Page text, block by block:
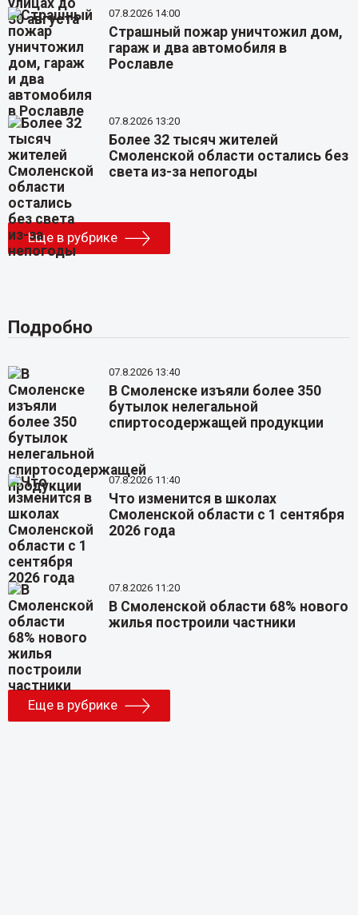
07.8.2026 14:00
Страшный пожар уничтожил дом,
гараж и два автомобиля в
Рославле
07.8.2026 13:20
Более 32 тысяч жителей
Смоленской области остались без
света из-за непогоды
Еще в рубрике
Подробно
07.8.2026 13:40
В Смоленске изъяли более 350
бутылок нелегальной
спиртосодержащей продукции
07.8.2026 11:40
Что изменится в школах
Смоленской области с 1 сентября
2026 года
07.8.2026 11:20
В Смоленской области 68% нового
жилья построили частники
Еще в рубрике